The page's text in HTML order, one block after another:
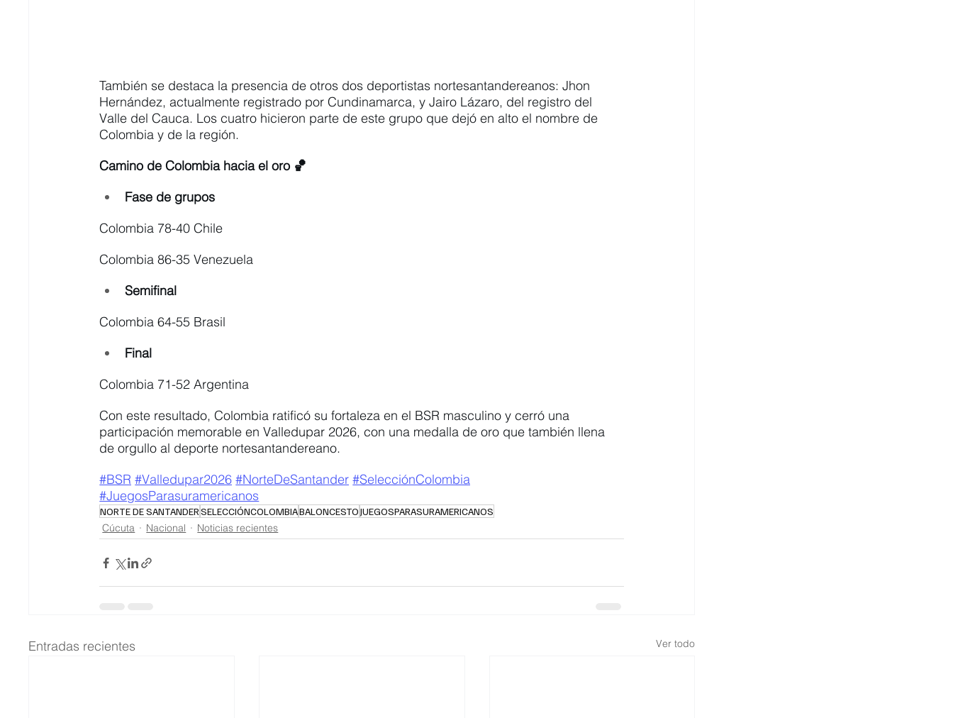
También se destaca la presencia de otros dos deportistas nortesantandereanos: Jhon
Hernández, actualmente registrado por Cundinamarca, y Jairo Lázaro, del registro del
Valle del Cauca. Los cuatro hicieron parte de este grupo que dejó en alto el nombre de
Colombia y de la región.
Camino de Colombia hacia el oro 🏀
Fase de grupos
Colombia 78-40 Chile
Colombia 86-35 Venezuela
Semifinal
Colombia 64-55 Brasil
Final
Colombia 71-52 Argentina
Con este resultado, Colombia ratificó su fortaleza en el BSR masculino y cerró una
participación memorable en Valledupar 2026, con una medalla de oro que también llena
de orgullo al deporte nortesantandereano.
#BSR #Valledupar2026 #NorteDeSantander #SelecciónColombia
#JuegosParasuramericanos
NORTE DE SANTANDERSELECCIÓNCOLOMBIABALONCESTOJUEGOSPARASURAMERICANOS
Cúcuta Nacional Noticias recientes
Entradas recientes Ver todo